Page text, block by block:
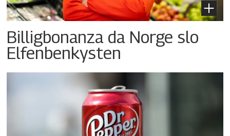
Billigbonanza da Norge slo
Elfenbenkysten